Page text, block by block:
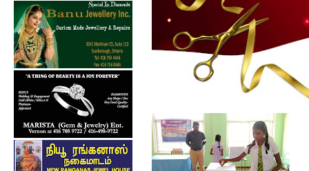
கல்குடா கல்வி வலயத்தின்
இணையத்தளம் ...